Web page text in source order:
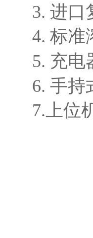
3. 进口
4. 标准
5. 充电
6. 手持
7.上位